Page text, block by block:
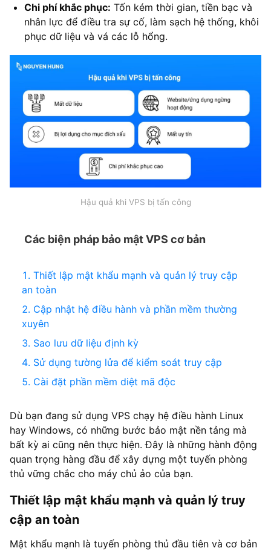
Chi phí khắc phục: Tốn kém thời gian, tiền bạc và
nhân lực để điều tra sự cố, làm sạch hệ thống, khôi
phục dữ liệu và vá các lỗ hổng.
Hậu quả khi VPS bị tấn công
Các biện pháp bảo mật VPS cơ bản
Thiết lập mật khẩu mạnh và quản lý truy cập
an toàn
Cập nhật hệ điều hành và phần mềm thường
xuyên
Sao lưu dữ liệu định kỳ
Sử dụng tường lửa để kiểm soát truy cập
Cài đặt phần mềm diệt mã độc
Dù bạn đang sử dụng VPS chạy hệ điều hành Linux
hay Windows, có những bước bảo mật nền tảng mà
bất kỳ ai cũng nên thực hiện. Đây là những hành động
quan trọng hàng đầu để xây dựng một tuyến phòng
thủ vững chắc cho máy chủ ảo của bạn.
Thiết lập mật khẩu mạnh và quản lý truy
cập an toàn
Mật khẩu mạnh là tuyến phòng thủ đầu tiên và cơ bản